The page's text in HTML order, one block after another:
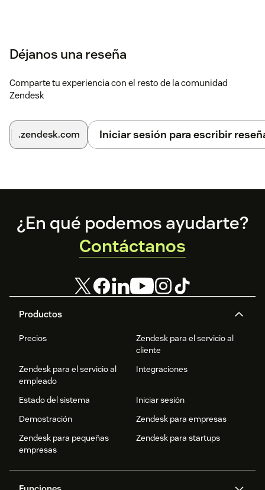
Déjanos una reseña
Comparte tu experiencia con el resto de la comunidad
Zendesk
.zendesk.com Iniciar sesión para escribir
Footer
Productos
Precios
Zendesk para el servicio al
cliente
Zendesk para el servicio al
empleado
Integraciones
Estado del sistema
Iniciar sesión
Demostración
Zendesk para empresas
Zendesk para pequeñas
empresas
Zendesk para startups
¿En qué podemos ayudarte?
Contáctanos